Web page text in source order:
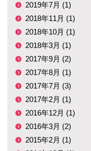
2019年7月 (1)
2018年11月 (1)
2018年10月 (1)
2018年3月 (1)
2017年9月 (2)
2017年8月 (1)
2017年7月 (3)
2017年2月 (1)
2016年12月 (1)
2016年3月 (2)
2015年2月 (1)